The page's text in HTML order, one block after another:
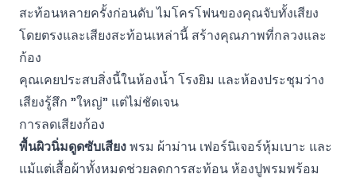
สะท้อนหลายครั้งก่อนดับ ไมโครโฟนของคุณจับทั้งเสียง
โดยตรงและเสียงสะท้อนเหล่านี้ สร้างคุณภาพที่กลวงและ
ก้อง
คุณเคยประสบสิ่งนี้ในห้องน้ำ โรงยิม และห้องประชุมว่าง
เสียงรู้สึก "ใหญ่" แต่ไม่ชัดเจน
การลดเสียงก้อง
พื้นผิวนิ่มดูดซับเสียงพรม ผ้าม่าน เฟอร์นิเจอร์หุ้มเบาะ และ
แม้แต่เสื้อผ้าทั้งหมดช่วยลดการสะท้อน ห้องปูพรมพร้อม